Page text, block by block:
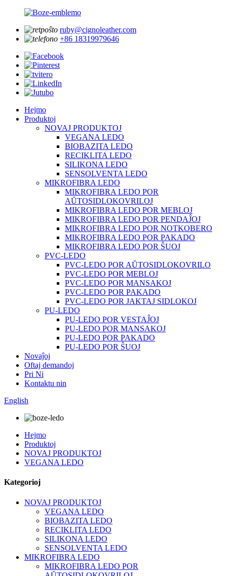
ruby@cignoleather.com
+86 18319979646
Hejmo
Produktoj
NOVAJ PRODUKTOJ
VEGANA LEDO
BIOBAZITA LEDO
RECIKLITA LEDO
SILIKONA LEDO
SENSOLVENTA LEDO
MIKROFIBRA LEDO
MIKROFIBRA LEDO POR
AŬTOSIDLOKOVRILOJ
MIKROFIBRA LEDO POR MEBLOJ
MIKROFIBRA LEDO POR PENDAĴOJ
MIKROFIBRA LEDO POR NOTKOBERO
MIKROFIBRA LEDO POR PAKADO
MIKROFIBRA LEDO POR ŜUOJ
PVC-LEDO
PVC-LEDO POR AŬTOSIDLOKOVRILO
PVC-LEDO POR MEBLOJ
PVC-LEDO POR MANSAKOJ
PVC-LEDO POR PAKADO
PVC-LEDO POR JAKTAJ SIDLOKOJ
PU-LEDO
PU-LEDO POR VESTAĴOJ
PU-LEDO POR MANSAKOJ
PU-LEDO POR PAKADO
PU-LEDO POR ŜUOJ
Novaĵoj
Oftaj demandoj
Pri Ni
Kontaktu nin
English
Hejmo
Produktoj
NOVAJ PRODUKTOJ
VEGANA LEDO
Kategorioj
NOVAJ PRODUKTOJ
VEGANA LEDO
BIOBAZITA LEDO
RECIKLITA LEDO
SILIKONA LEDO
SENSOLVENTA LEDO
MIKROFIBRA LEDO
MIKROFIBRA LEDO POR